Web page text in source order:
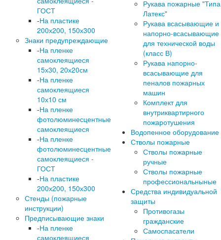
ГОСТ
-На пластике
200х200, 150х300
Знаки предупреждающие
-На пленке
самоклеящиеся
15х30, 20х20см
-На пленке
самоклеящиеся
10х10 см
-На пленке
фотолюминесцентные
самоклеящиеся
-На пленке
фотолюминесцентные
самоклеящиеся -
ГОСТ
-На пластике
200х200, 150х300
Стенды (пожарные
инструкции)
Предписывающие знаки
-На пленке
самоклеящиеся
Рукава пожарные "Типа
Латекс"
Рукава всасывающие и
напорно-всасывающие
для технической воды
(класс В)
Рукава напорно-
всасывающие для
пеналов пожарных
машин
Комплект для
внутриквартирного
пожаротушения
Водопенное оборудование
Стволы пожарные
Стволы пожарные
ручные
Стволы пожарные
профессиональныные
Средства индивидуальной
защиты
Противогазы
гражданские
Самоспасатели